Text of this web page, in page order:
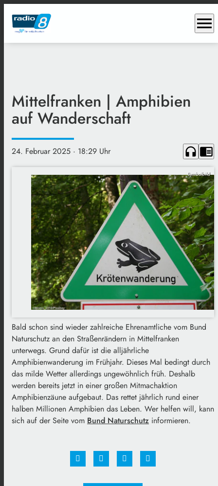
menu
Mittelfranken | Amphibien
auf Wanderschaft
24. Februar 2025 · 18:29 Uhr headphones chrome_reader_mode
Symbolbild
Bald schon sind wieder zahlreiche Ehrenamtliche vom Bund
Naturschutz an den Straßenrändern in Mittelfranken
unterwegs. Grund dafür ist die alljährliche
Amphibienwanderung im Frühjahr. Dieses Mal bedingt durch
das milde Wetter allerdings ungewöhnlich früh. Deshalb
werden bereits jetzt in einer großen Mitmachaktion
Amphibienzäune aufgebaut. Das rettet jährlich rund einer
halben Millionen Amphibien das Leben. Wer helfen will, kann
sich auf der Seite vom Bund Naturschutz informieren.